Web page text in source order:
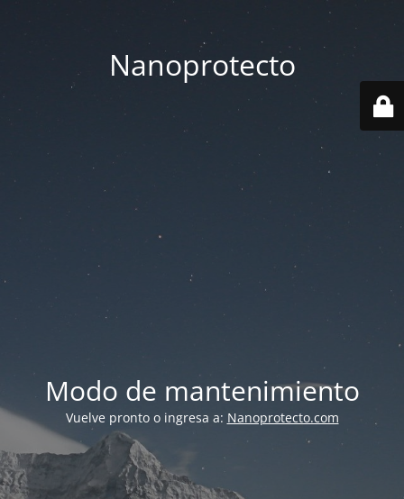
Nanoprotecto
Modo de mantenimiento
Vuelve pronto o ingresa a: Nanoprotecto.com